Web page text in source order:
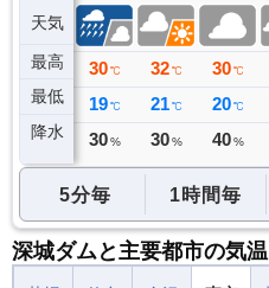
天気
最高
最低
降水
30 ℃
20 ℃
0 ミリ
30 ℃
19 ℃
30 %
32 ℃
21 ℃
30 %
30 ℃
20 ℃
40 %
5分毎 1時間毎
深城ダムと主要都市の気